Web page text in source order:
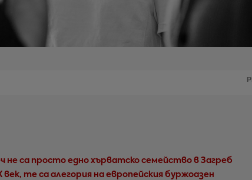
не са просто едно хърватско семейство в Загреб
век, те са алегория на европейския буржоазен